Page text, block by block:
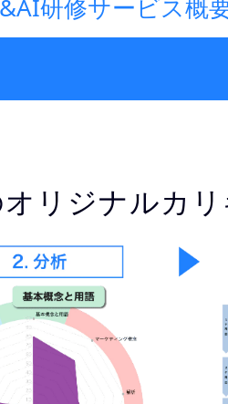
研修サービス概
リジナルカ